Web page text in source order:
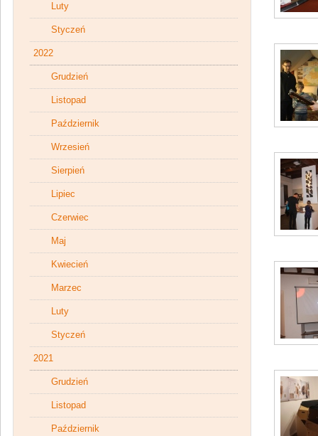
Luty
Styczeń
2022
Grudzień
Listopad
Październik
Wrzesień
Sierpień
Lipiec
Czerwiec
Maj
Kwiecień
Marzec
Luty
Styczeń
2021
Grudzień
Listopad
Październik